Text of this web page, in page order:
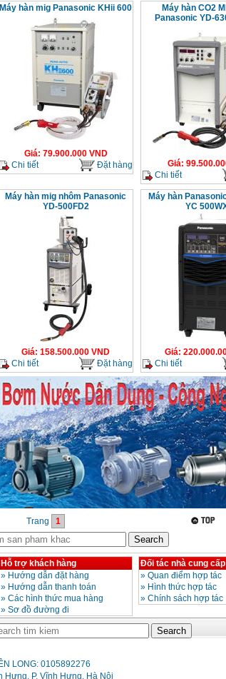
Máy hàn mig Panasonic KHii 600
Giá: 79.900.000VND
Chi tiết
Đặt hàng
Máy hàn CO2
Panasonic YD-
Giá:
Chi tiết
Máy hàn mig nhôm Panasonic
YD-500FD2
Giá: 158.500.000 VND
Chi tiết
Đặt hàng
Máy hàn
YC
Giá:
Chi tiết
Trang 1
Hỗ trợ khách hàng
» Hướng dẫn đặt hàng
» Hướng dẫn thanh toán
» Các hình thức mua hàng
» Sơ đồ đường đi
Đối tác nhà cung cấp
» Quan điểm hợp tác
» Hình thức hợp tác
» Chính sách hợp tác
LONG: 0105892276
Hưng, P. Vĩnh Hưng, Hà Nội